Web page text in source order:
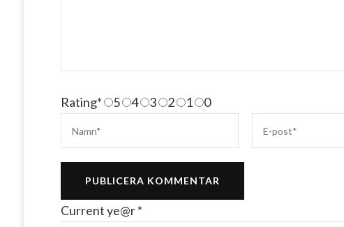
Rating* 5 4 3 2 1 0
Current ye@r*